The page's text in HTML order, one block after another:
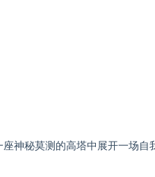
神秘莫测的高塔中展开一场